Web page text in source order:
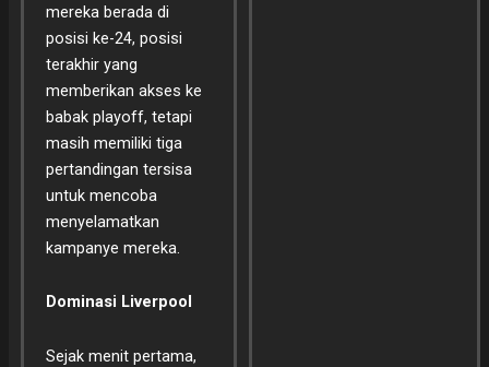
mereka berada di
posisi ke-24, posisi
terakhir yang
memberikan akses ke
babak playoff, tetapi
masih memiliki tiga
pertandingan tersisa
untuk mencoba
menyelamatkan
kampanye mereka.
Dominasi Liverpool
Sejak menit pertama,